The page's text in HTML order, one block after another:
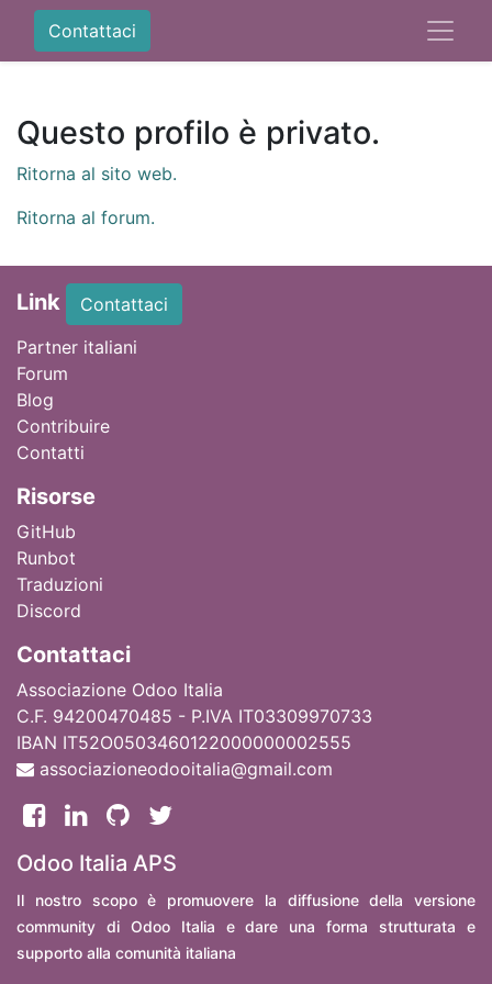
Contattaci
Questo profilo è privato.
Ritorna al sito web.
Ritorna al forum.
Link
Contattaci
Partner italiani
Forum
Blog
Contribuire
Contatti
Risorse
GitHub
Runbot
Traduzioni
Discord
Contattaci
Associazione Odoo Italia
C.F. 94200470485 - P.IVA IT03309970733
IBAN IT52O0503460122000000002555
associazioneodooitalia@gmail.com
Odoo Italia APS
Il nostro scopo è promuovere la diffusione della versione
community di Odoo Italia e dare una forma strutturata e
supporto alla comunità italiana